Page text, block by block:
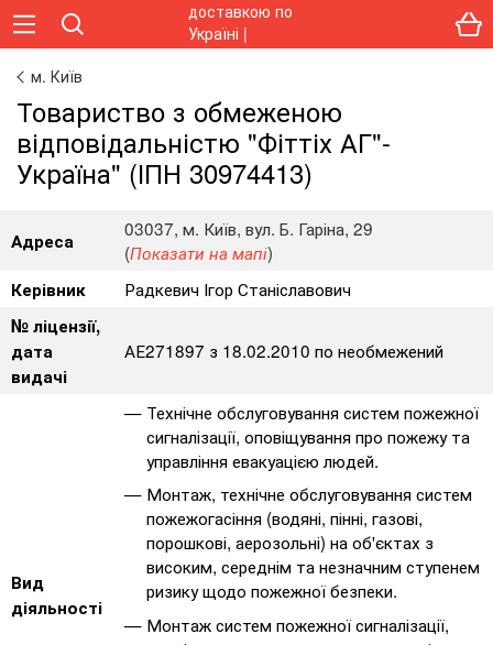
м. Київ
Товариство з обмеженою
відповідальністю "Фіттіх АГ"-
Україна" (ІПН 30974413)
Адреса
03037, м. Київ, вул. Б. Гаріна, 29
(Показати на мапі)
Керівник
Радкевич Ігор Станіславович
№ ліцензії,
дата
видачі
АЕ271897 з 18.02.2010 по необмежений
Вид
діяльності
Технічне обслуговування систем пожежної
сигналізації, оповіщування про пожежу та
управління евакуацією людей.
Монтаж, технічне обслуговування систем
пожежогасіння (водяні, пінні, газові,
порошкові, аерозольні) на об'єктах з
високим, середнім та незначним ступенем
ризику щодо пожежної безпеки.
Монтаж систем пожежної сигналізації,